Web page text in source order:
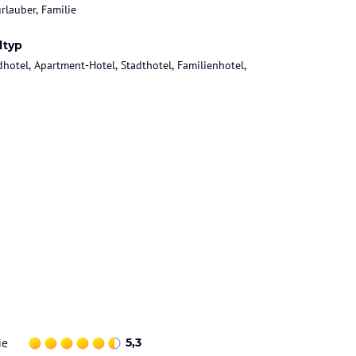
Familie
Apartment-Hotel, Stadthotel, Familienhotel,
5,3